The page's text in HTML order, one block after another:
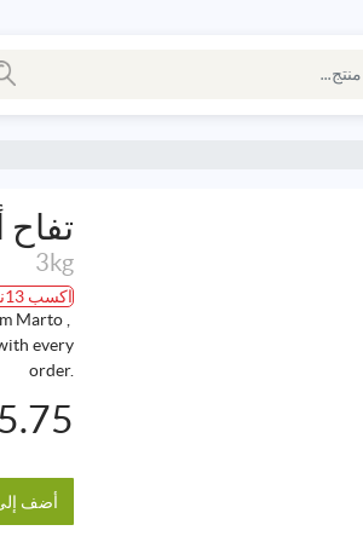
3kg
اكسب 13نقاط مارتو
Marto ,
every
order.
أضف